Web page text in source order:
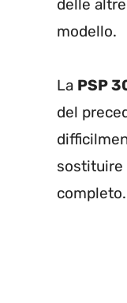
delle
modello.
La PSP
del
sostituire
completo.